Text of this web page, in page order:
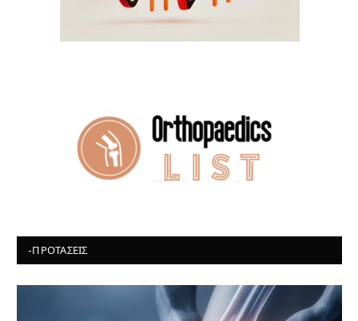
-ΠΡΟΤΆΣΕΙΣ